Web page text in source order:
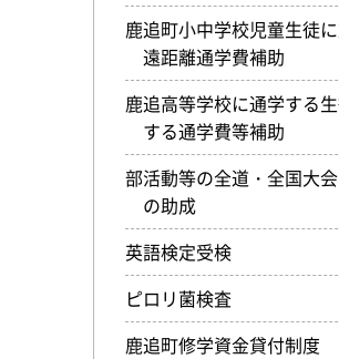
鹿追町小中学校児童生徒
遠距離通学費補助
鹿追高等学校に通学する
する通学費等補助
部活動等の全道・全国大
の助成
英語検定受検
ピロリ菌検査
鹿追町修学資金貸付制度